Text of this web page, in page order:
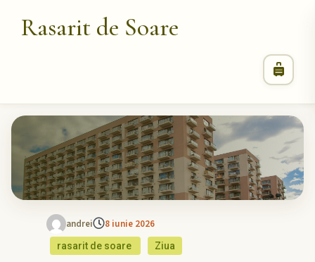
Rasarit de Soare
andrei 8 iunie 2026
rasarit de soare Ziua